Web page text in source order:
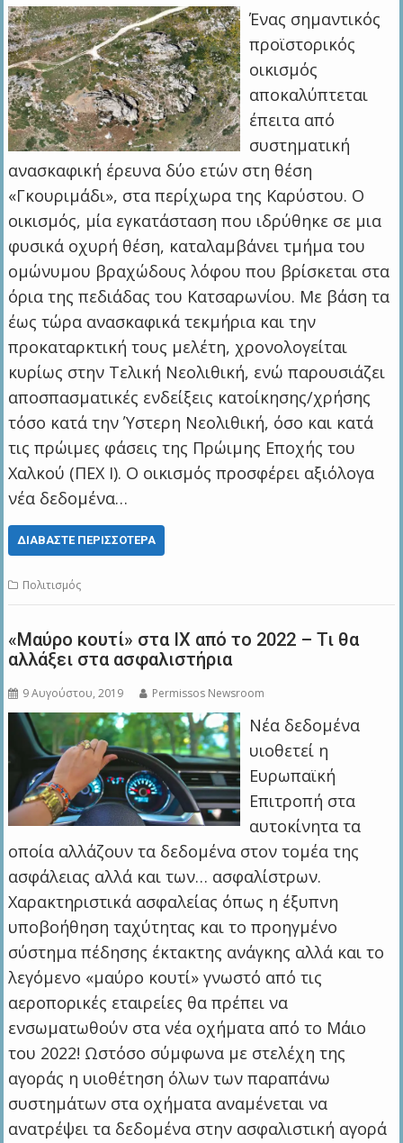
Ένας σημαντικός
προϊστορικός
οικισμός
αποκαλύπτεται
έπειτα από
συστηματική
ανασκαφική έρευνα δύο ετών στη θέση
«Γκουριμάδι», στα περίχωρα της Καρύστου. Ο
οικισμός, μία εγκατάσταση που ιδρύθηκε σε μια
φυσικά οχυρή θέση, καταλαμβάνει τμήμα του
ομώνυμου βραχώδους λόφου που βρίσκεται στα
όρια της πεδιάδας του Κατσαρωνίου. Με βάση τα
έως τώρα ανασκαφικά τεκμήρια και την
προκαταρκτική τους μελέτη, χρονολογείται
κυρίως στην Τελική Νεολιθική, ενώ παρουσιάζει
αποσπασματικές ενδείξεις κατοίκησης/χρήσης
τόσο κατά την Ύστερη Νεολιθική, όσο και κατά
τις πρώιμες φάσεις της Πρώιμης Εποχής του
Χαλκού (ΠΕΧ Ι). Ο οικισμός προσφέρει αξιόλογα
νέα δεδομένα…
ΔΙΑΒΆΣΤΕ ΠΕΡΙΣΣΌΤΕΡΑ
Πολιτισμός
«Μαύρο κουτί» στα ΙΧ από το 2022 – Τι θα
αλλάξει στα ασφαλιστήρια
9 Αυγούστου, 2019 Permissos Newsroom
Νέα δεδομένα
υιοθετεί η
Ευρωπαϊκή
Επιτροπή στα
αυτοκίνητα τα
οποία αλλάζουν τα δεδομένα στον τομέα της
ασφάλειας αλλά και των… ασφαλίστρων.
Χαρακτηριστικά ασφαλείας όπως η έξυπνη
υποβοήθηση ταχύτητας και το προηγμένο
σύστημα πέδησης έκτακτης ανάγκης αλλά και το
λεγόμενο «μαύρο κουτί» γνωστό από τις
αεροπορικές εταιρείες θα πρέπει να
ενσωματωθούν στα νέα οχήματα από το Μάιο
του 2022! Ωστόσο σύμφωνα με στελέχη της
αγοράς η υιοθέτηση όλων των παραπάνω
συστημάτων στα οχήματα αναμένεται να
ανατρέψει τα δεδομένα στην ασφαλιστική αγορά